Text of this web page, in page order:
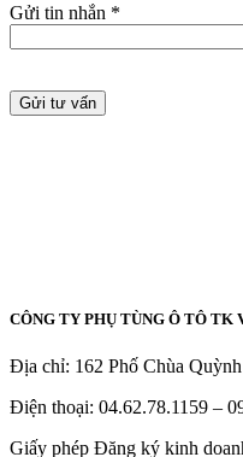
Gửi tin nhắn *
CÔNG TY PHỤ TÙNG Ô TÔ TK
Địa chỉ: 162 Phố Chùa
Điện thoại: 04.62.78.1159 –
Giấy phép Đăng ký kinh